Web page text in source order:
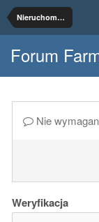
Nieruchomości rolne
Forum
Nie
Weryfikacja